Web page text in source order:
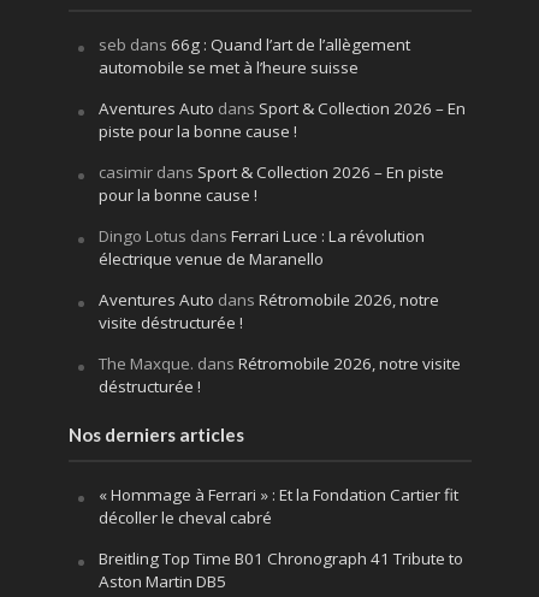
seb dans 66g : Quand l’art de l’allègement
automobile se met à l’heure suisse
Aventures Auto dans Sport & Collection 2026 – En
piste pour la bonne cause !
casimirdans Sport & Collection 2026 – En piste
pour la bonne cause !
Dingo Lotus dans Ferrari Luce : La révolution
électrique venue de Maranello
Aventures Auto dans Rétromobile 2026, notre
visite déstructurée !
The Maxque. dans Rétromobile 2026, notre visite
déstructurée !
Nos derniers articles
« Hommage à Ferrari » : Et la Fondation Cartier fit
décoller le cheval cabré
Breitling Top Time B01 Chronograph 41 Tribute to
Aston Martin DB5